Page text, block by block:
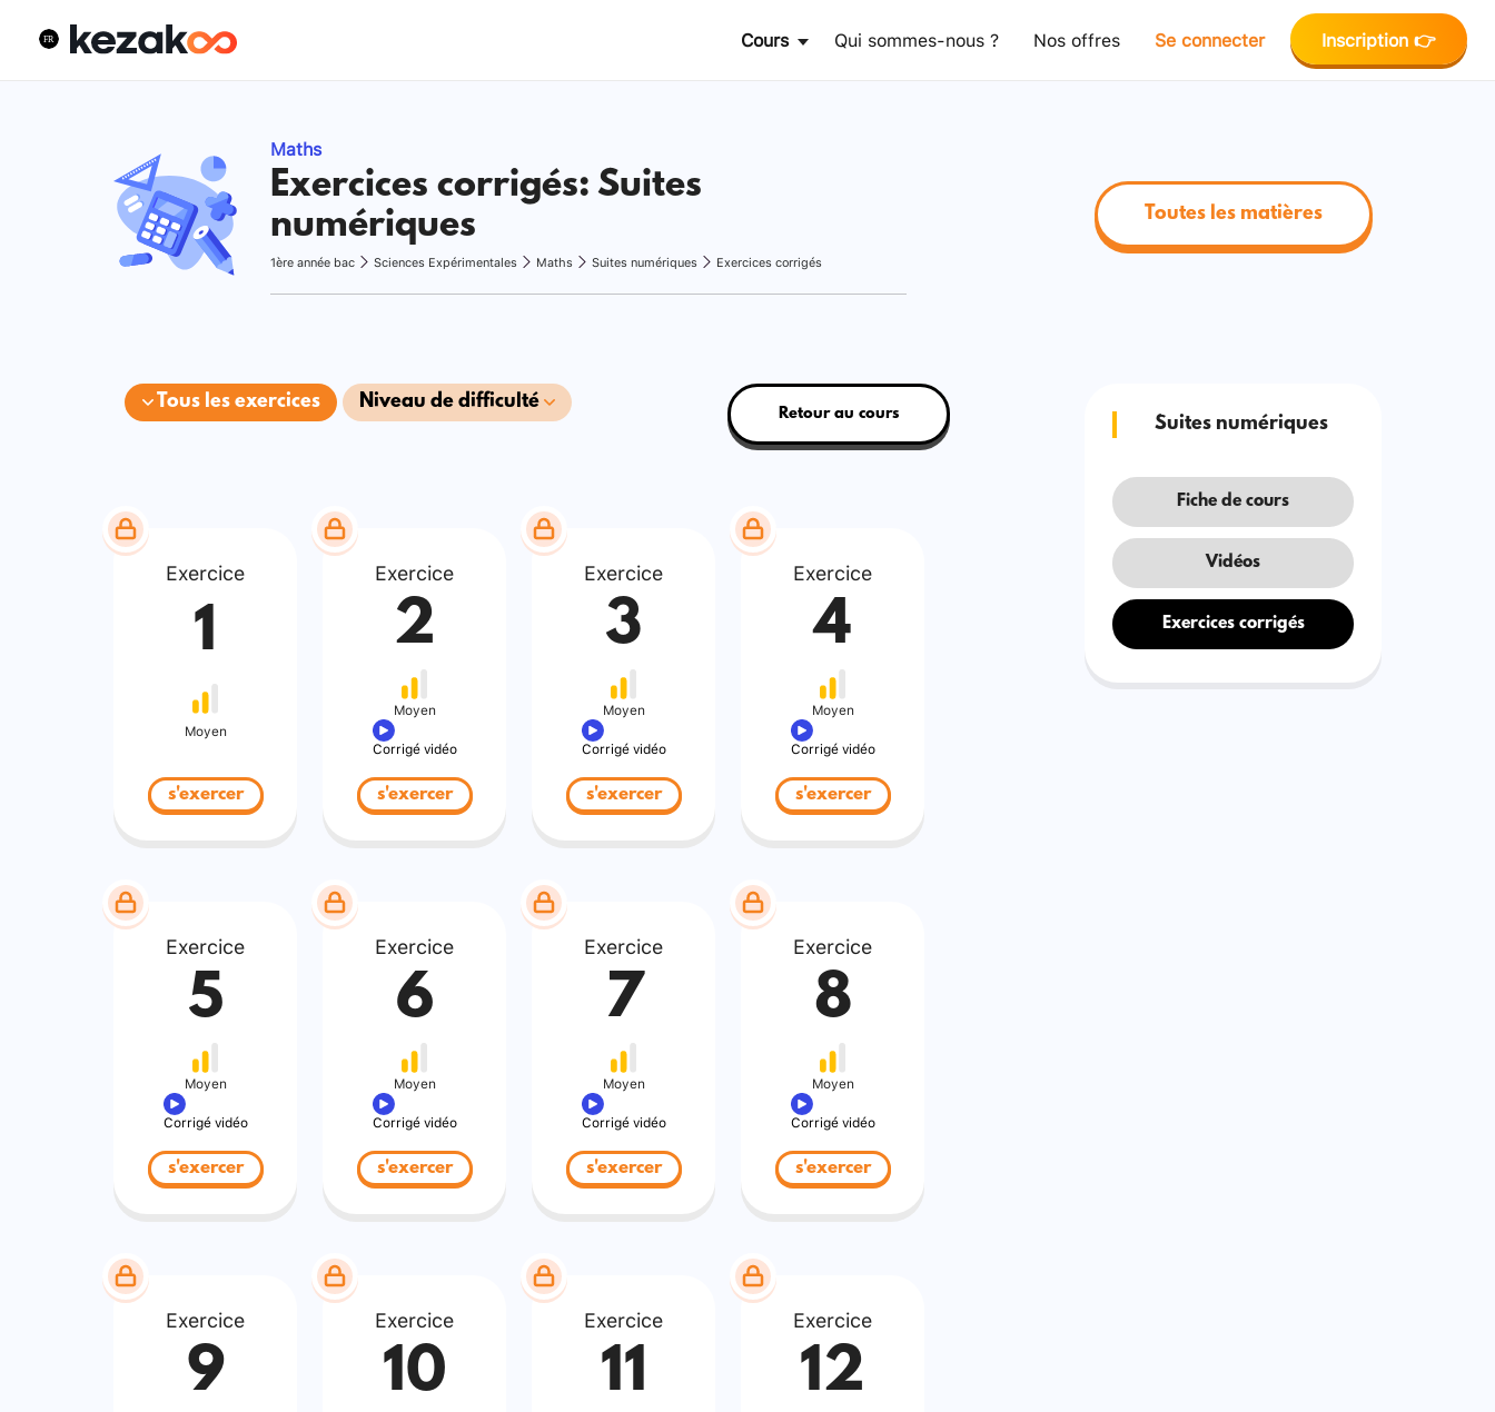
Cours Qui sommes-nous ? Nos offres Se connecter Inscription 👉
Maths
Exercices corrigés: Suites
numériques
1ère année bac Sciences Expérimentales Maths Suites numériques Exercices corrigés
Toutes les matières
Tous les exercices Niveau de difficulté
Retour au cours
Exercice
1
Moyen
s'exercer
Exercice
2
Moyen
Corrigé vidéo
s'exercer
Exercice
3
Moyen
Corrigé vidéo
s'exercer
Exercice
4
Moyen
Corrigé vidéo
s'exercer
Exercice
5
Moyen
Corrigé vidéo
s'exercer
Exercice
6
Moyen
Corrigé vidéo
s'exercer
Exercice
7
Moyen
Corrigé vidéo
s'exercer
Exercice
8
Moyen
Corrigé vidéo
s'exercer
Exercice
9
Exercice
10
Exercice
11
Exercice
12
Suites numériques
Fiche de cours
Vidéos
Exercices corrigés